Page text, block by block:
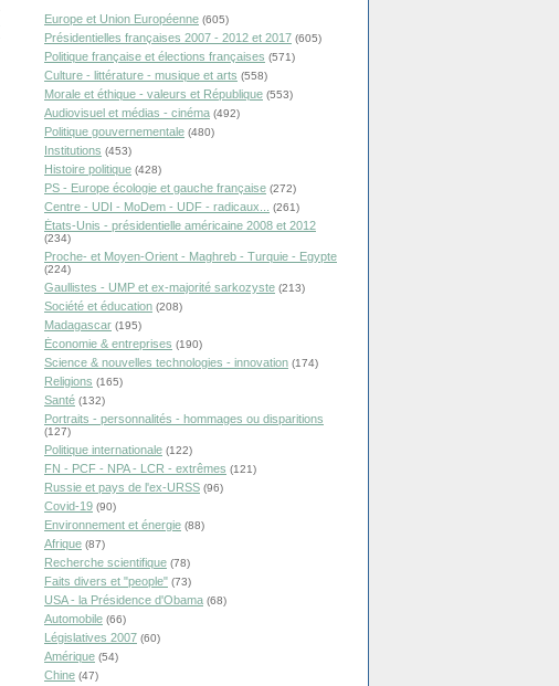
Europe et Union Européenne (605)
Présidentielles françaises 2007 - 2012 et 2017 (605)
Politique française et élections françaises (571)
Culture - littérature - musique et arts (558)
Morale et éthique - valeurs et République (553)
Audiovisuel et médias - cinéma (492)
Politique gouvernementale (480)
Institutions (453)
Histoire politique (428)
PS - Europe écologie et gauche française (272)
Centre - UDI - MoDem - UDF - radicaux... (261)
États-Unis - présidentielle américaine 2008 et 2012
(234)
Proche- et Moyen-Orient - Maghreb - Turquie - Egypte
(224)
Gaullistes - UMP et ex-majorité sarkozyste (213)
Société et éducation (208)
Madagascar (195)
Économie & entreprises (190)
Science & nouvelles technologies - innovation (174)
Religions (165)
Santé (132)
Portraits - personnalités - hommages ou disparitions
(127)
Politique internationale (122)
FN - PCF - NPA - LCR - extrêmes (121)
Russie et pays de l'ex-URSS (96)
Covid-19 (90)
Environnement et énergie (88)
Afrique (87)
Recherche scientifique (78)
Faits divers et "people" (73)
USA - la Présidence d'Obama (68)
Automobile (66)
Législatives 2007 (60)
Amérique (54)
Chine (47)